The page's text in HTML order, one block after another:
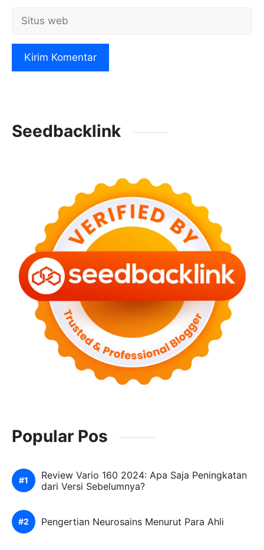
web
Seedbacklink
Popular Pos
Review Vario 160 2024: Apa Saja Peningkatan
dari Versi Sebelumnya?
Pengertian Neurosains Menurut Para Ahli